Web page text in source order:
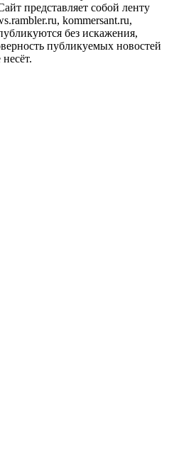
представляет собой ленту
kommersant.ru,
без искажения,
публикуемых новостей